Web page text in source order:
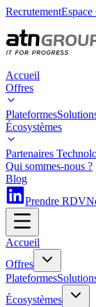
Recrutement
Accueil
Offres
Plateformes
Écosystèmes
Partenaires
Qui sommes-nous ?
Blog
Prendre RDV
Accueil
Offres
Plateformes
Écosystèmes